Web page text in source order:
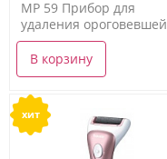
MP 59 Прибор для
удаления ороговевшей
кожи
В корзину
хит